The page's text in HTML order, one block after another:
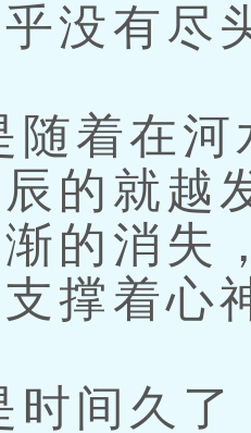
没有尽
着在河
的就越
的消失
撑着心
间久了